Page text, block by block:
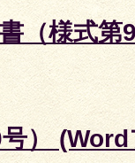
（様式
）